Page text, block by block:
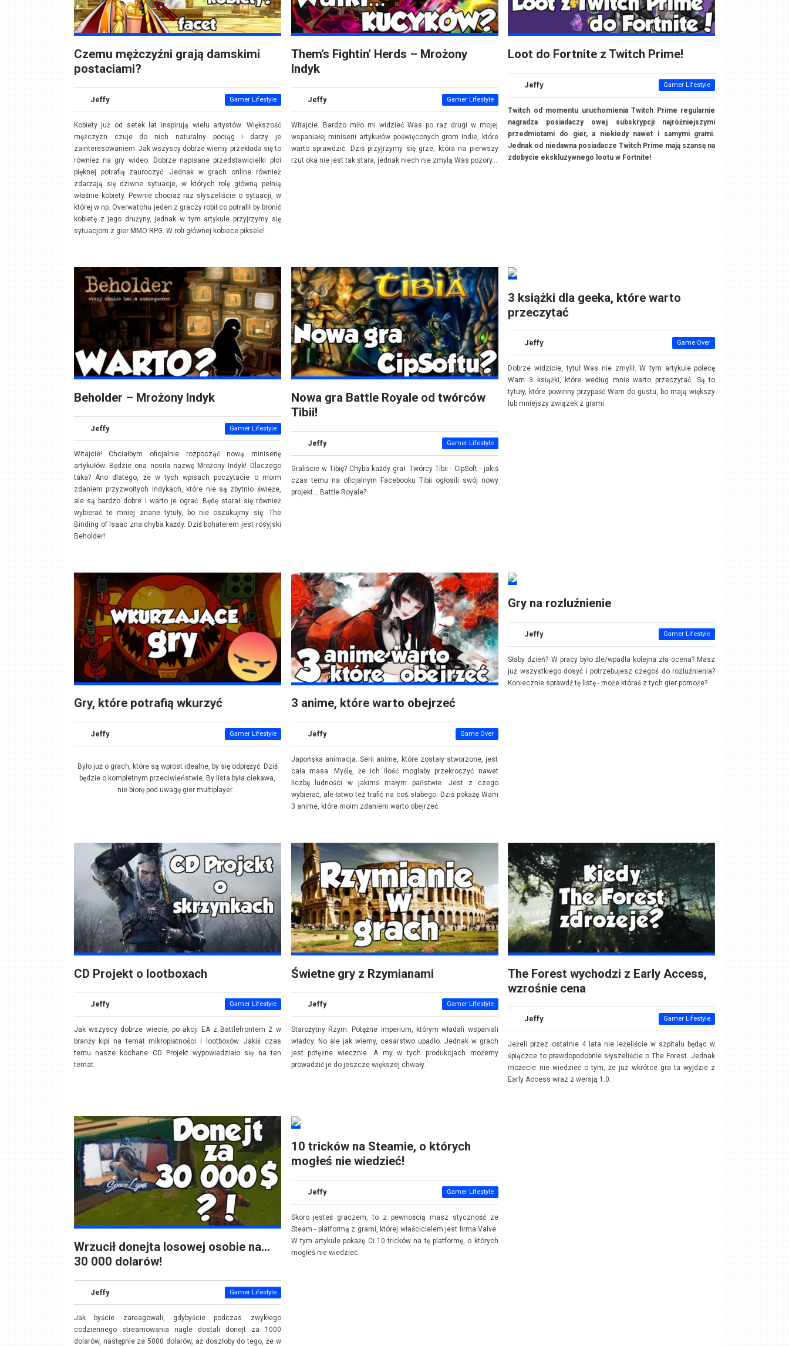
Czemu mężczyźni grają damskimi
postaciami?
Jeffy Gamer Lifestyle
Kobiety już od setek lat inspirują wielu artystów. Większość
mężczyzn czuje do nich naturalny pociąg i darzy je
zainteresowaniem. Jak wszyscy dobrze wiemy przekłada się to
również na gry wideo. Dobrze napisane przedstawicielki płci
pięknej potrafią zauroczyć. Jednak w grach online również
zdarzają się dziwne sytuacje, w których rolę główną pełnią
właśnie kobiety. Pewnie chociaż raz słyszeliście o sytuacji, w
której w np. Overwatchu jeden z graczy robił co potrafił by bronić
kobietę z jego drużyny, jednak w tym artykule przyjrzymy się
sytuacjom z gier MMO RPG. W roli głównej kobiece piksele!
Them’s Fightin’ Herds – Mrożony
Indyk
Jeffy Gamer Lifestyle
Witajcie. Bardzo miło mi widzieć Was po raz drugi w mojej
wspaniałej miniserii artykułów poświęconych grom Indie, które
warto sprawdzić. Dziś przyjrzymy się grze, która na pierwszy
rzut oka nie jest tak stara, jednak niech nie zmylą Was pozory...
Loot do Fortnite z Twitch Prime!
Jeffy Gamer Lifestyle
Twitch od momentu uruchomienia Twitch Prime regularnie
nagradza posiadaczy owej subskrypcji najróżniejszymi
przedmiotami do gier, a niekiedy nawet i samymi grami.
Jednak od niedawna posiadacze Twitch Prime mają szansę na
zdobycie ekskluzywnego lootu w Fortnite!
Beholder – Mrożony Indyk
Jeffy Gamer Lifestyle
Witajcie! Chciałbym oficjalnie rozpocząć nową miniserię
artykułów. Będzie ona nosiła nazwę Mrożony Indyk! Dlaczego
taka? Ano dlatego, że w tych wpisach poczytacie o moim
zdaniem przyzwoitych indykach, które nie są zbytnio świeże,
ale są bardzo dobre i warto je ograć. Będę starał się również
wybierać te mniej znane tytuły, bo nie oszukujmy się: The
Binding of Isaac zna chyba każdy. Dziś bohaterem jest rosyjski
Beholder!
Nowa gra Battle Royale od twórców
Tibii!
Jeffy Gamer Lifestyle
Graliście w Tibię? Chyba każdy grał. Twórcy Tibii - CipSoft - jakiś
czas temu na oficjalnym Facebooku Tibii ogłosili swój nowy
projekt... Battle Royale?
3 książki dla geeka, które warto
przeczytać
Jeffy Game Over
Dobrze widzicie, tytuł Was nie zmylił. W tym artykule polecę
Wam 3 książki, które według mnie warto przeczytać. Są to
tytuły, które powinny przypaść Wam do gustu, bo mają większy
lub mniejszy związek z grami.
Gry, które potrafią wkurzyć
Jeffy Gamer Lifestyle
Było już o grach, które są wprost idealne, by się odprężyć. Dziś
będzie o kompletnym przeciwieństwie. By lista była ciekawa,
nie biorę pod uwagę gier multiplayer.
3 anime, które warto obejrzeć
Jeffy Game Over
Japońska animacja. Serii anime, które zostały stworzone, jest
cała masa. Myślę, że ich ilość mogłaby przekroczyć nawet
liczbę ludności w jakimś małym państwie. Jest z czego
wybierać, ale łatwo też trafić na coś słabego. Dziś pokażę Wam
3 anime, które moim zdaniem warto obejrzeć.
Gry na rozluźnienie
Jeffy Gamer Lifestyle
Słaby dzień? W pracy było źle/wpadła kolejna zła ocena? Masz
już wszystkiego dosyć i potrzebujesz czegoś do rozluźnienia?
Koniecznie sprawdź tę listę - może któraś z tych gier pomoże?
CD Projekt o lootboxach
Jeffy Gamer Lifestyle
Jak wszyscy dobrze wiecie, po akcji EA z Battlefrontem 2 w
branży kipi na temat mikropłatności i lootboxów. Jakiś czas
temu nasze kochane CD Projekt wypowiedziało się na ten
temat.
Świetne gry z Rzymianami
Jeffy Gamer Lifestyle
Starożytny Rzym. Potężne imperium, którym władali wspaniali
władcy. No ale jak wiemy, cesarstwo upadło. Jednak w grach
jest potężne wiecznie. A my w tych produkcjach możemy
prowadzić je do jeszcze większej chwały.
The Forest wychodzi z Early Access,
wzrośnie cena
Jeffy Gamer Lifestyle
Jeżeli przez ostatnie 4 lata nie leżeliście w szpitalu będąc w
śpiączce to prawdopodobnie słyszeliście o The Forest. Jednak
możecie nie wiedzieć o tym, że już wkrótce gra ta wyjdzie z
Early Access wraz z wersją 1.0.
Wrzucił donejta losowej osobie na…
30 000 dolarów!
Jeffy Gamer Lifestyle
Jak byście zareagowali, gdybyście podczas zwykłego
codziennego streamowania nagle dostali donejt za 1000
dolarów, następnie za 5000 dolarów, aż doszłoby do tego, że w
10 tricków na Steamie, o których
mogłeś nie wiedzieć!
Jeffy Gamer Lifestyle
Skoro jesteś graczem, to z pewnością masz styczność ze
Steam - platformą z grami, której właścicielem jest firma Valve.
W tym artykule pokażę Ci 10 tricków na tę platformę, o których
mogłeś nie wiedzieć.